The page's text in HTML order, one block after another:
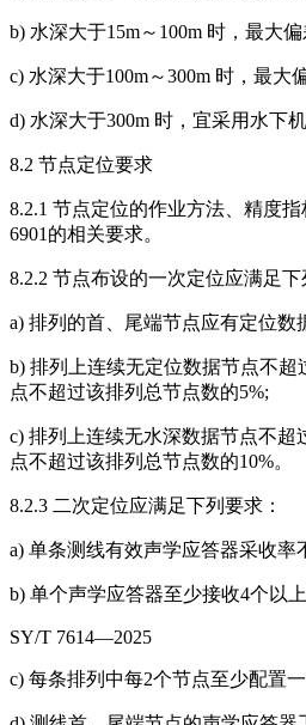
b) 水深大于15m～100m 时，最大
c) 水深大于100m～300m 时，最大
d) 水深大于300m 时，宜采用水下
8.2 节点定位要求
8.2.1 节点定位的作业方法、精度
6901的相关要求。
8.2.2 节点布设的一次定位应满足下
a) 排列的首、尾端节点应有定位数
b) 排列上连续无定位数据节点不
点不超过该排列总节点数的5%;
c) 排列上连续无水深数据节点不超
点不超过该排列总节点数的10%。
8.2.3 二次定位应满足下列要求：
a) 单条测线有效声学应答器采收率
b) 单个声学应答器至少接收4个以
SY/T 7614—2025
c) 每条排列中每2个节点至少配置